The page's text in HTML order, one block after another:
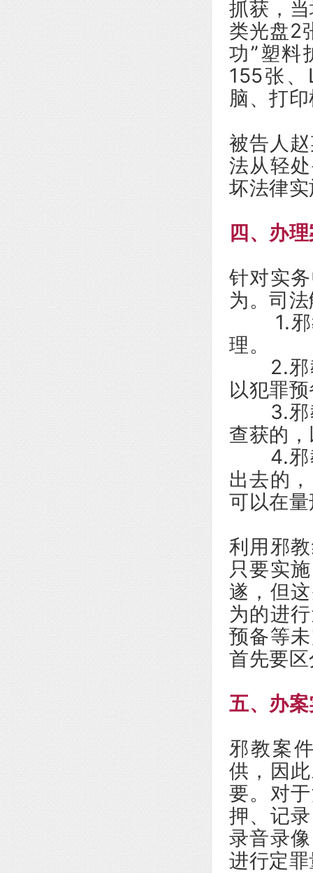
抓获，
类光盘2
功”塑料
155张
脑、打
被告人
法从轻
坏法律
四、办
针对实
为。司
1.邪教
理。
2.邪教
以犯罪
3.邪教
查获的
4.邪教
出去的
可以在
利用邪
只要实
遂，但
为的进
预备等
首先要
五、办
邪教案
供，因
要。对
押、记
录音录
进行定